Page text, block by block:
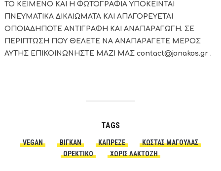
ΤΟ ΚΕΙΜΕΝΟ ΚΑΙ Η ΦΩΤΟΓΡΑΦΙΑ ΥΠΟΚΕΙΝΤΑΙ
ΠΝΕΥΜΑΤΙΚΑ ΔΙΚΑΙΩΜΑΤΑ ΚΑΙ ΑΠΑΓΟΡΕΥΕΤΑΙ
ΟΠΟΙΑΔΗΠΟΤΕ ΑΝΤΙΓΡΑΦΗ ΚΑΙ ΑΝΑΠΑΡΑΓΩΓΗ. ΣΕ
ΠΕΡΙΠΤΩΣΗ ΠΟΥ ΘΕΛΕΤΕ ΝΑ ΑΝΑΠΑΡΑΓΕΤΕ ΜΕΡΟΣ
ΑΥΤΗΣ ΕΠΙΚΟΙΝΩΝΗΣΤΕ ΜΑΖΙ ΜΑΣ contact@jonakos.gr .
TAGS
VEGAN ΒΊΓΚΑΝ ΚΑΠΡΈΖΕ
ΚΏΣΤΑΣ ΜΑΓΟΥΛΆΣ
ΟΡΕΚΤΙΚΌ
ΧΩΡΙΣ ΛΑΚΤΌΖΗ